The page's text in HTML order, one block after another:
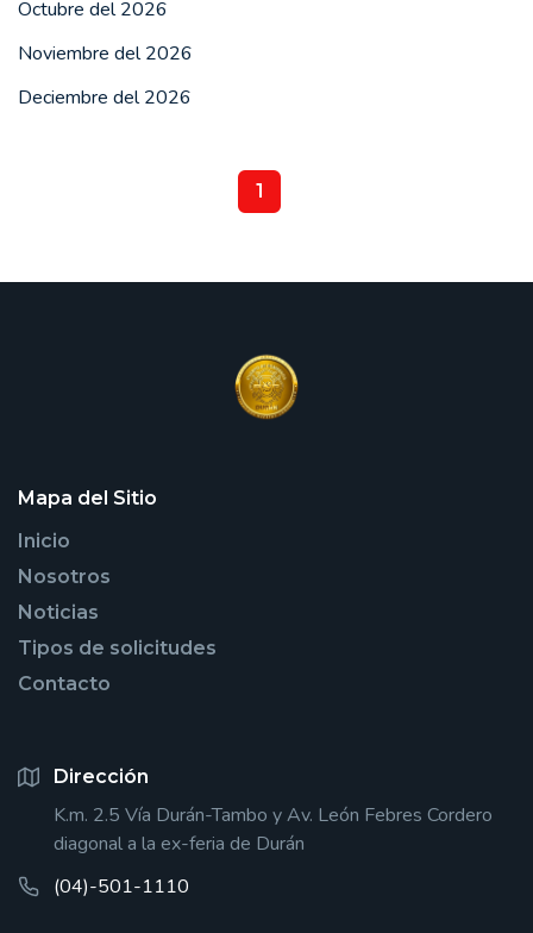
Octubre del 2026
Noviembre del 2026
Deciembre del 2026
1
Mapa del Sitio
Inicio
Nosotros
Noticias
Tipos de solicitudes
Contacto
Dirección
K.m. 2.5 Vía Durán-Tambo y Av. León Febres Cordero
diagonal a la ex-feria de Durán
(04)-501-1110